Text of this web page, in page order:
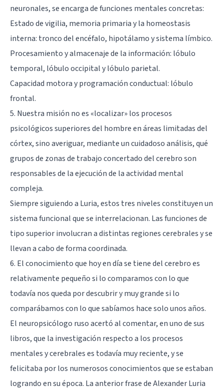
neuronales, se encarga de funciones mentales concretas:
Estado de vigilia, memoria primaria y la homeostasis
interna: tronco del encéfalo, hipotálamoysistema límbico.
Procesamiento y almacenaje de la información: lóbulo
temporal, lóbulo occipitalylóbulo parietal.
Capacidad motora y programación conductual: lóbulo
frontal.
5. Nuestra misión no es «localizar» los procesos
psicológicos superiores del hombre en áreas limitadas del
córtex, sino averiguar, mediante un cuidadoso análisis, qué
grupos de zonas de trabajo concertado del cerebro son
responsables de la ejecución de la actividad mental
compleja.
Siempre siguiendo a Luria, estos tres niveles constituyen un
sistema funcional que se interrelacionan. Las funciones de
tipo superior involucran a distintas regiones cerebrales y se
llevan a cabo de forma coordinada.
6. El conocimiento que hoy en día se tiene del cerebro es
relativamente pequeño si lo comparamos con lo que
todavía nos queda por descubrir y muy grande si lo
comparábamos con lo que sabíamos hace solo unos años.
El neuropsicólogo ruso acertó al comentar, en uno de sus
libros, que la investigación respecto a los procesos
mentales y cerebrales es todavía muy reciente, y se
felicitaba por los numerosos conocimientos que se estaban
logrando en su época. La anterior frase de Alexander Luria